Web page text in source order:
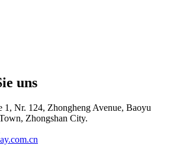
uns
1, Nr. 124, Zhongheng Avenue, Baoyu
Zhongshan City.